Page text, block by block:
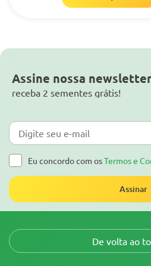
Assine nossa
receba 2 sementes grátis!
Eu concordo com osTermos e
Assinar
De volta ao